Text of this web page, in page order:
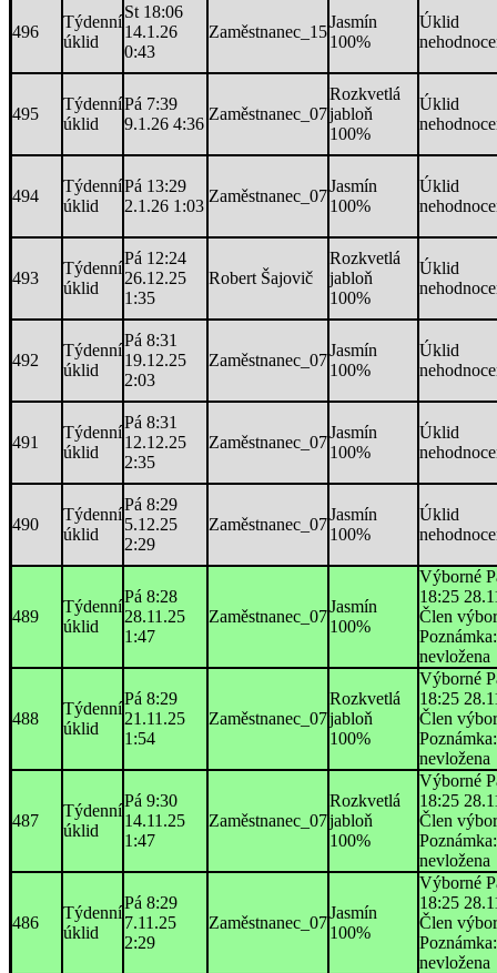
496
Týdenní
úklid
St 18:06
14.1.26
0:43
Zaměstnanec_15
Jasmín
100%
Úklid
495
Týdenní
úklid
Pá 7:39
9.1.26 4:36
Zaměstnanec_07
Rozkvetlá
jabloň
100%
Úklid
494
Týdenní
úklid
Pá 13:29
2.1.26 1:03
Zaměstnanec_07
Jasmín
100%
Úklid
493
Týdenní
úklid
Pá 12:24
26.12.25
1:35
Robert Šajovič
Rozkvetlá
jabloň
100%
Úklid
492
Týdenní
úklid
Pá 8:31
19.12.25
2:03
Zaměstnanec_07
Jasmín
100%
Úklid
491
Týdenní
úklid
Pá 8:31
12.12.25
2:35
Zaměstnanec_07
Jasmín
100%
Úklid
490
Týdenní
úklid
Pá 8:29
5.12.25
2:29
Zaměstnanec_07
Jasmín
100%
Úklid
489
Týdenní
úklid
Pá 8:28
28.11.25
1:47
Zaměstnanec_07
Jasmín
100%
Výborné
18:25
Člen
Poznámka:
nevložena
488
Týdenní
úklid
Pá 8:29
21.11.25
1:54
Zaměstnanec_07
Rozkvetlá
jabloň
100%
Výborné
18:25
Člen
Poznámka:
nevložena
487
Týdenní
úklid
Pá 9:30
14.11.25
1:47
Zaměstnanec_07
Rozkvetlá
jabloň
100%
Výborné
18:25
Člen
Poznámka:
nevložena
486
Týdenní
úklid
Pá 8:29
7.11.25
2:29
Zaměstnanec_07
Jasmín
100%
Výborné
18:25
Člen
Poznámka:
nevložena